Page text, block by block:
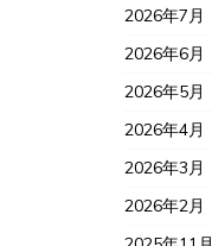
2026年7月
2026年6月
2026年5月
2026年4月
2026年3月
2026年2月